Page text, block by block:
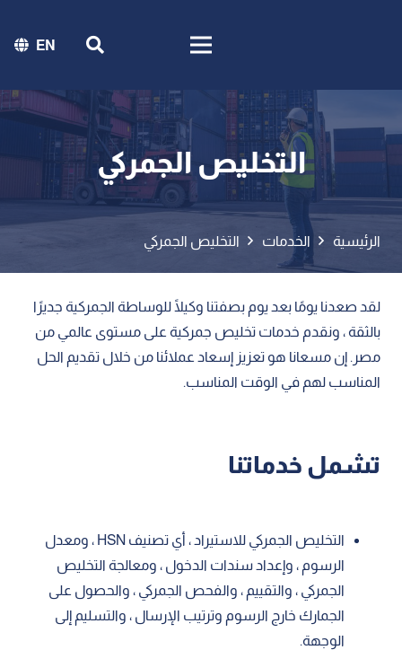
EN
التخليص الجمركي
الرئيسية الخدمات التخليص الجمركي
لقد صعدنا يومًا بعد يوم بصفتنا وكيلًا للوساطة الجمركية جديرًا
بالثقة ، ونقدم خدمات تخليص جمركية على مستوى عالمي من
مصر. إن مسعانا هو تعزيز إسعاد عملائنا من خلال تقديم الحل
المناسب لهم في الوقت المناسب.
تشمل خدماتنا
التخليص الجمركي للاستيراد ، أي تصنيف HSN ، ومعدل
الرسوم ، وإعداد سندات الدخول ، ومعالجة التخليص
الجمركي ، والتقييم ، والفحص الجمركي ، والحصول على
الجمارك خارج الرسوم وترتيب الإرسال ، والتسليم إلى
الوجهة.